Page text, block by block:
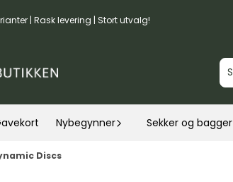
| Rask levering | Stort utvalg!
Nybegynner Sekker og bagger
Discs